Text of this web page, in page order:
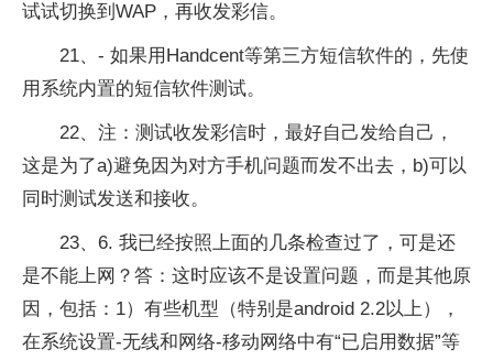
试试切换到WAP，再收发彩信。
21、- 如果用Handcent等第三方短信软件的，先使
用系统内置的短信软件测试。
22、注：测试收发彩信时，最好自己发给自己，
这是为了a)避免因为对方手机问题而发不出去，b)可以
同时测试发送和接收。
23、6. 我已经按照上面的几条检查过了，可是还
是不能上网？答：这时应该不是设置问题，而是其他原
因，包括：1）有些机型（特别是android 2.2以上），
在系统设置-无线和网络-移动网络中有“已启用数据”等